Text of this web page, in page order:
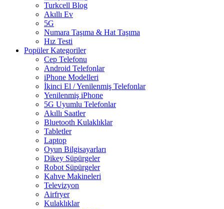
Turkcell Blog
Akıllı Ev
5G
Numara Taşıma & Hat Taşıma
Hız Testi
Popüler Kategoriler
Cep Telefonu
Android Telefonlar
iPhone Modelleri
İkinci El / Yenilenmiş Telefonlar
Yenilenmiş iPhone
5G Uyumlu Telefonlar
Akıllı Saatler
Bluetooth Kulaklıklar
Tabletler
Laptop
Oyun Bilgisayarları
Dikey Süpürgeler
Robot Süpürgeler
Kahve Makineleri
Televizyon
Airfryer
Kulaklıklar